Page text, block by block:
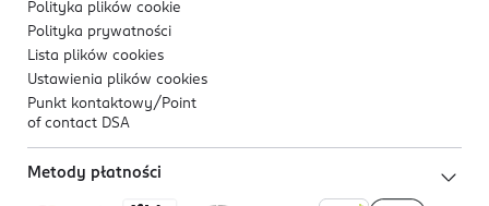
Polityka plików cookie
Polityka prywatności
Lista plików cookies
Ustawienia plików cookies
Punkt kontaktowy/ Point
of contact DSA
Metody płatności